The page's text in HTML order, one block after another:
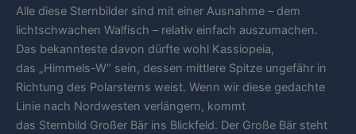
Alle diese Sternbilder sind mit einer Ausnahme – dem
lichtschwachen Walfisch – relativ einfach auszumachen.
Das bekannteste davon dürfte wohl Kassiopeia,
das „Himmels-W“ sein, dessen mittlere Spitze ungefähr in
Richtung des Polarsterns weist. Wenn wir diese gedachte
Linie nach Nordwesten verlängern, kommt
das Sternbild Großer Bär ins Blickfeld. Der Große Bär steht